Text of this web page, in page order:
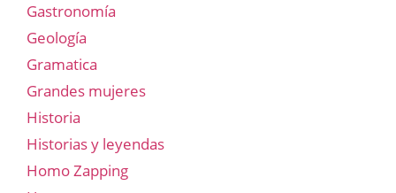
Gastronomía
Geología
Gramatica
Grandes mujeres
Historia
Historias y leyendas
Homo Zapping